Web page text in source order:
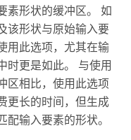
素形状的缓冲区。 如
该形状与原始输入要
用此选项，尤其在输
时更是如此。 与使用
区相比，使用此选项
更长的时间，但生成
输入要素的形状。